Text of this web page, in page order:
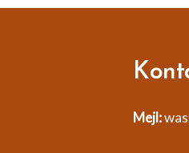
Mejl: